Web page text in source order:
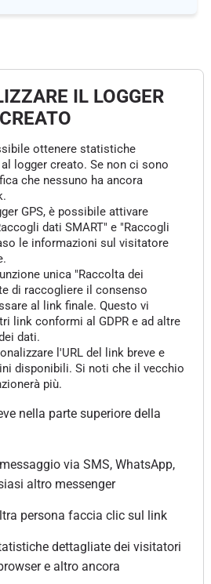
IL LOGGER
CREATO
ottenere statistiche
logger creato. Se non ci sono
che nessuno ha ancora
GPS, è possibile attivare
dati SMART" e "Raccogli
le informazioni sul visitatore
unica "Raccolta dei
di raccogliere il consenso
al link finale. Questo vi
link conformi al GDPR e ad altre
dati.
l'URL del link breve e
disponibili. Si noti che il vecchio
più.
nella parte superiore della
via SMS, WhatsApp,
altro messenger
persona faccia clic sul link
dettagliate dei visitatori
e altro ancora